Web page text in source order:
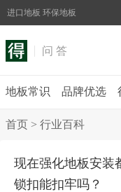
进口地板 环保地板
问 答
地板常识 品牌优选
首页 > 行业百科
现在强化地板安装
锁扣能扣牢吗？